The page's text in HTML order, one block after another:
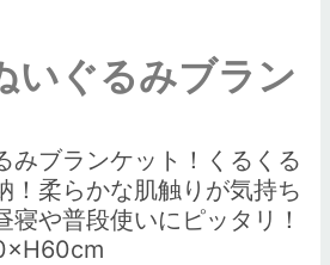
いぐるみブラン
みブランケット！くるくる
！柔らかな肌触りが気持ち
寝や普段使いにピッタリ！